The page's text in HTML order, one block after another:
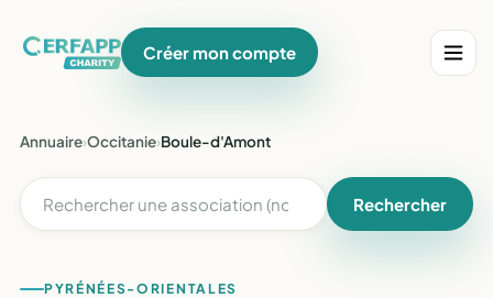
Créer mon compte
Annuaire›Occitanie›Boule-d'Amont
Rechercher
PYRÉNÉES-ORIENTALES